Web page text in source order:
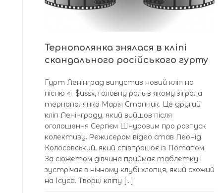
Тернополянка знялася в кліпі
скандального російського гурту
Гурт Ленінград випустив новий кліп на
пісню «i_$uss», головну роль в якому зіграла
тернополянка Марія Стопник. Це другий
кліп Ленінграду, який вийшов після
оголошення Сергієм Шнуровим про розпуск
колективу. Режисером відео став Леонід
Колосовський, який співпрацює із Потапом.
За сюжетом дівчина приймає таблетку і
зустрічає в нічному клубі хлопця, який схожий
на Ісуса. Творці кліпу […]